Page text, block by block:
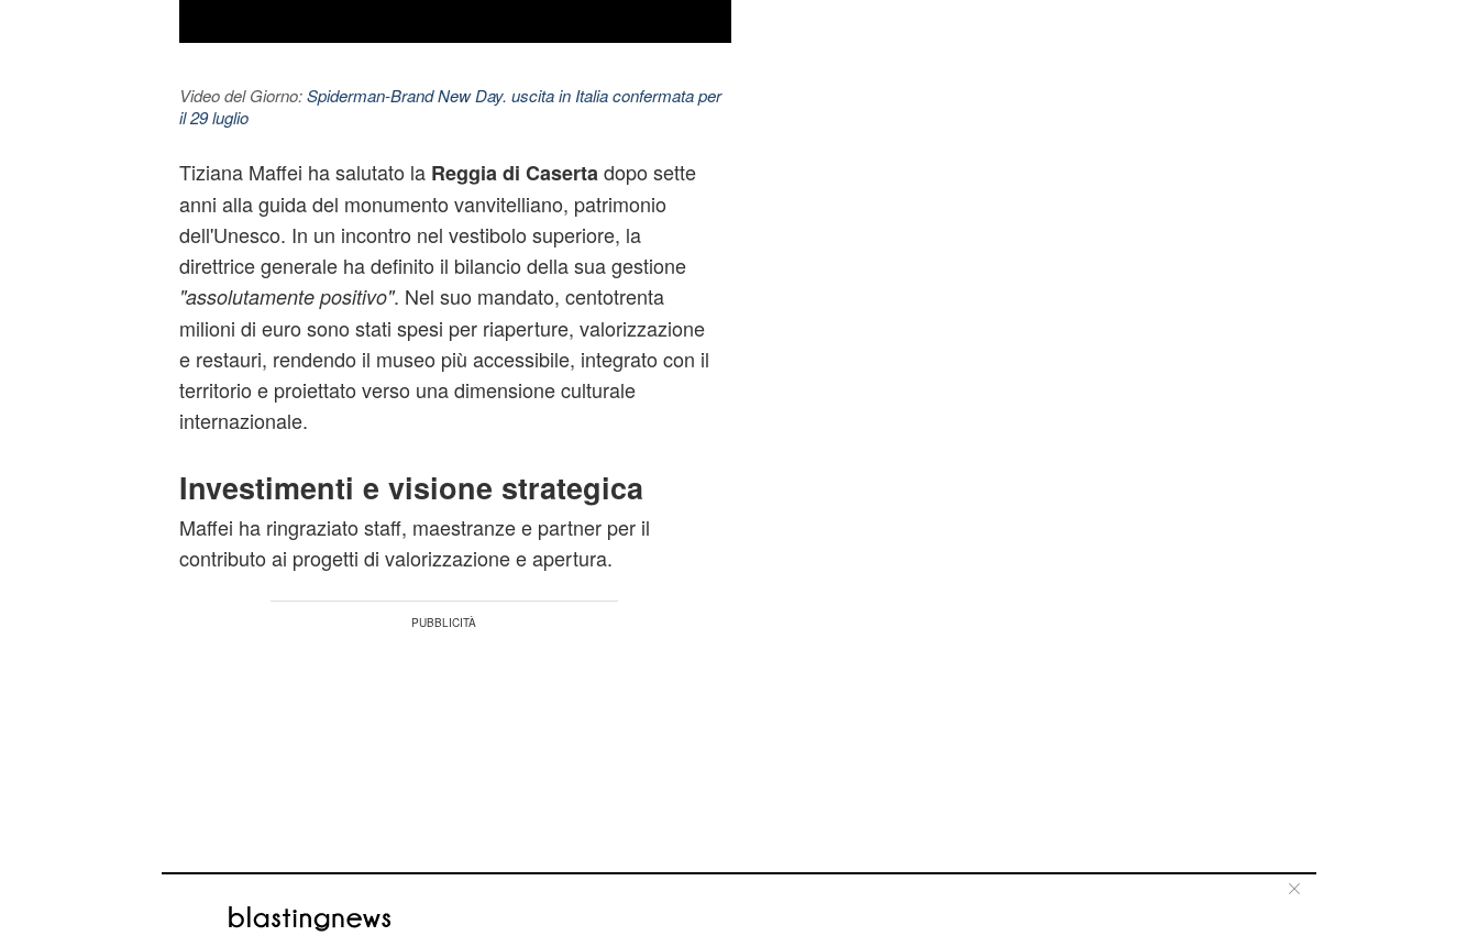
Video del Giorno:Spiderman-Brand New Day. uscita in Italia confermata per
il 29 luglio
Tiziana Maffei ha salutato la Reggia di Caserta dopo sette
anni alla guida del monumento vanvitelliano, patrimonio
dell'Unesco. In un incontro nel vestibolo superiore, la
direttrice generale ha definito il bilancio della sua gestione
"assolutamente positivo". Nel suo mandato, centotrenta
milioni di euro sono stati spesi per riaperture, valorizzazione
e restauri, rendendo il museo più accessibile, integrato con il
territorio e proiettato verso una dimensione culturale
internazionale.
Investimenti e visione strategica
Maffei ha ringraziato staff, maestranze e partner per il
contributo ai progetti di valorizzazione e apertura.